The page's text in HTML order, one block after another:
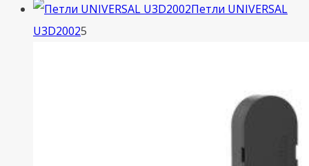
товаровПетли UNIVERSAL
U3D20025